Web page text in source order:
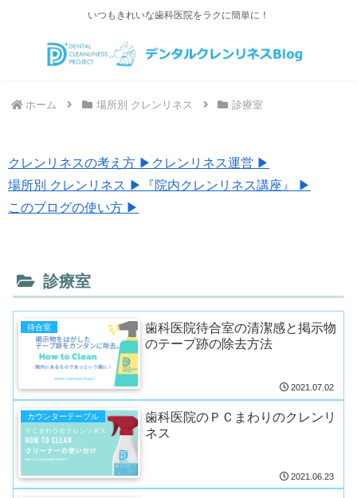
いつもきれいな歯科医院をラクに簡単に！
ホーム 場所別 クレンリネス 診療室
クレンリネスの考え方 ▶︎ クレンリネス運営 ▶︎
場所別 クレンリネス ▶︎
『院内クレンリネス講座』 ▶︎
このブログの使い方 ▶︎
診療室
待合室
歯科医院待合室の清潔感と掲示物
のテープ跡の除去方法
2021.07.02
カウンターテーブル
歯科医院のＰＣまわりのクレンリ
ネス
2021.06.23